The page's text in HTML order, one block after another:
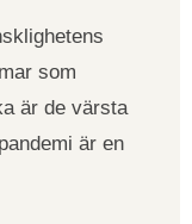
som
är de värsta
är en